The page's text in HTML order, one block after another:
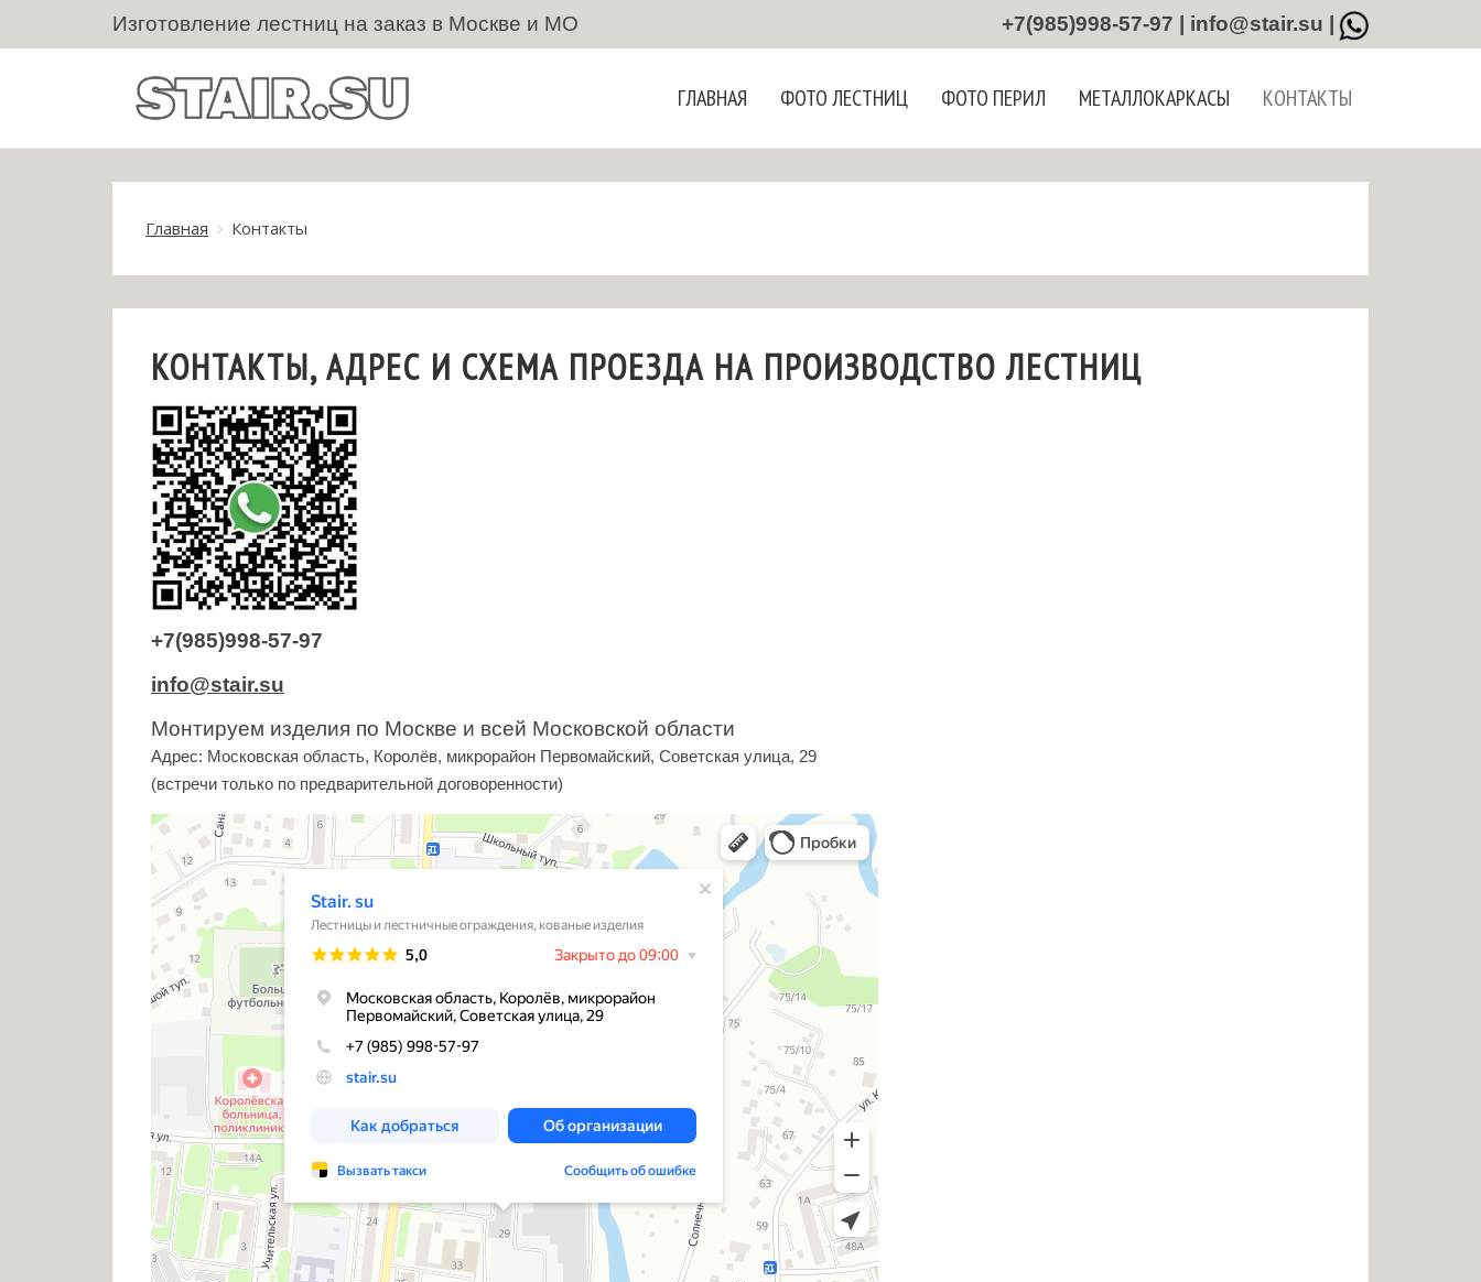
Изготовление лестниц на заказ в Москве и МО +7(985)998-57-97 | info@stair.su |
ГЛАВНАЯ ФОТО ЛЕСТНИЦ ФОТО ПЕРИЛ МЕТАЛЛОКАРКАСЫ КОНТАКТЫ
Главная Контакты
КОНТАКТЫ, АДРЕС И СХЕМА ПРОЕЗДА НА ПРОИЗВОДСТВО ЛЕСТНИЦ
+7(985)998-57-97
info@stair.su
Монтируем изделия по Москве и всей Московской области
Адрес: Московская область, Королёв, микрорайон Первомайский, Советская улица, 29
(встречи только по предварительной договоренности)
Stair. su
Лестницы и лестничные ограждения в Королёве
Заборы и ограждения в Королёве